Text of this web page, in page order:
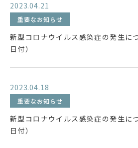
2023.04.21
重要なお知らせ
新型コロナウイルス感染症の発生に
日付）
2023.04.18
重要なお知らせ
新型コロナウイルス感染症の発生に
日付）